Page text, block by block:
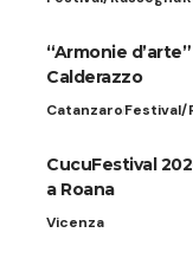
“Armonie
Calderazzo
CatanzaroFestival/
CucuFestival
a Roana
Vicenza